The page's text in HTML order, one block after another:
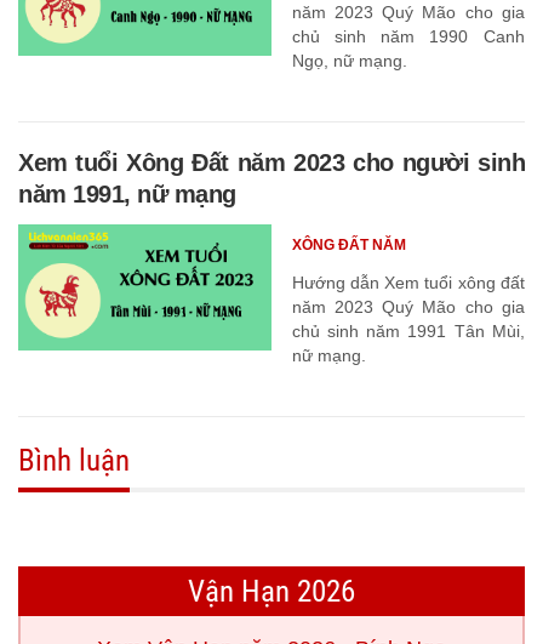
năm 2023 Quý Mão cho gia
chủ sinh năm 1990 Canh
Ngọ, nữ mạng.
Xem tuổi Xông Đất năm 2023 cho người sinh
năm 1991, nữ mạng
Hướng dẫn Xem tuổi xông đất
năm 2023 Quý Mão cho gia
chủ sinh năm 1991 Tân Mùi,
nữ mạng.
XÔNG ĐẤT NĂM
Bình luận
Vận Hạn 2026